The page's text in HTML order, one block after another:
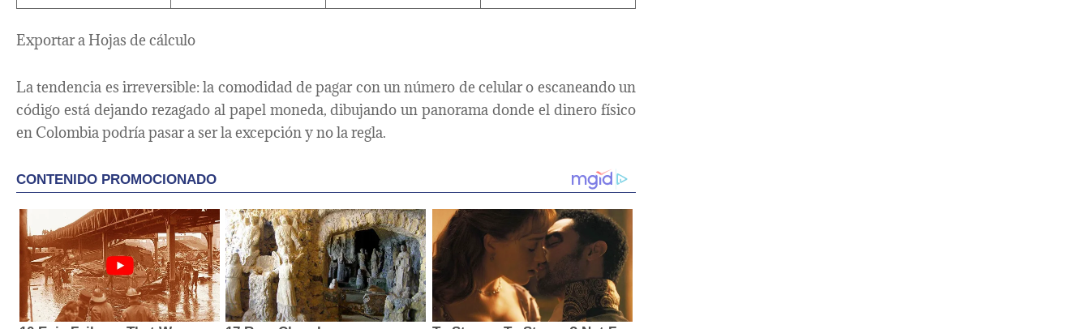
Exportar a Hojas de cálculo
La tendencia es irreversible: la comodidad de pagar con un número de celular o escaneando un
código está dejando rezagado al papel moneda, dibujando un panorama donde el dinero físico
en Colombia podría pasar a ser la excepción y no la regla.